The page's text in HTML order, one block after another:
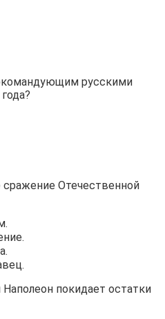
русскими
Отечественной
покидает остатки